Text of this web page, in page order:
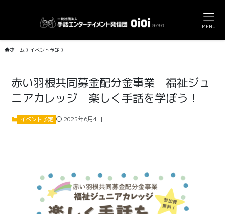
MENU
ホーム イベント予定
赤い羽根共同募金配分金事業 福祉ジュ
ニアカレッジ 楽しく手話を学ぼう！
イベント予定 2025年6月4日